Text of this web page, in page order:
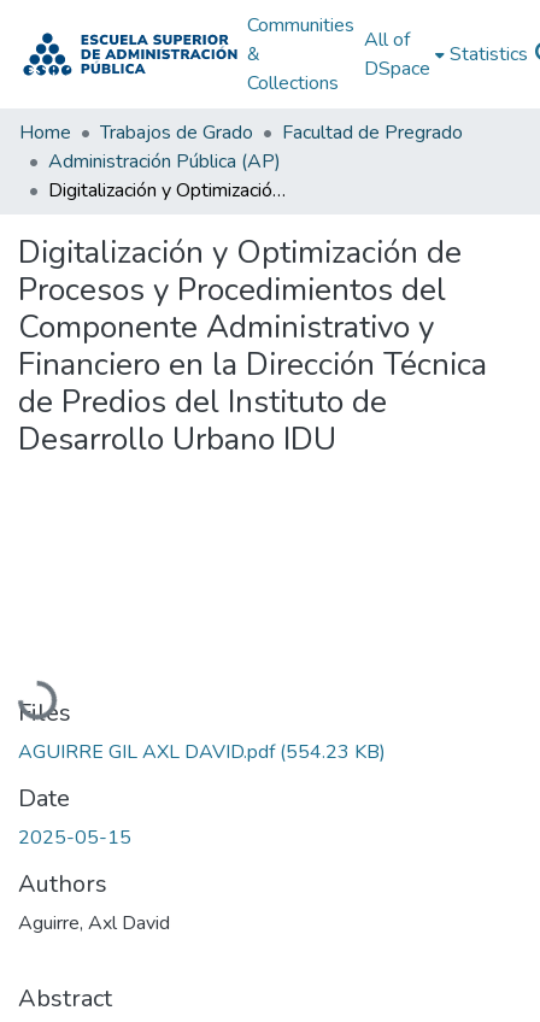
Communities
&
Collections
All of
DSpace
Statistics
Home Trabajos de Grado
Facultad de Pregrado
Administración Pública (AP)
Digitalización y Optimización de Procesos y Procedimientos del Componente Administrativo y Financiero en la Dirección Técnica de Predios del Instituto de Desarrollo Urbano IDU
Digitalización y Optimización de
Procesos y Procedimientos del
Componente Administrativo y
Financiero en la Dirección Técnica
de Predios del Instituto de
Desarrollo Urbano IDU
Loading...
Files
AGUIRRE GIL AXL DAVID.pdf(554.23 KB)
Date
2025-05-15
Authors
Aguirre, Axl David
Abstract